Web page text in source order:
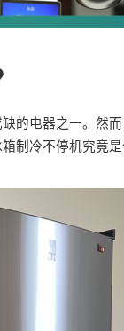
的电器之一。然
制冷不停机究竟